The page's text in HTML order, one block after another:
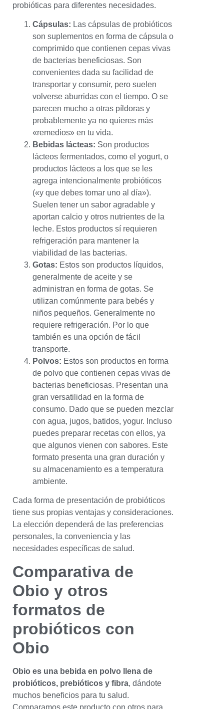
probióticas para diferentes necesidades.
Cápsulas: Las cápsulas de probióticos
son suplementos en forma de cápsula o
comprimido que contienen cepas vivas
de bacterias beneficiosas. Son
convenientes dada su facilidad de
transportar y consumir, pero suelen
volverse aburridas con el tiempo. O se
parecen mucho a otras píldoras y
probablemente ya no quieres más
«remedios» en tu vida.
Bebidas lácteas: Son productos
lácteos fermentados, como el yogurt, o
productos lácteos a los que se les
agrega intencionalmente probióticos
(«y que debes tomar uno al día»).
Suelen tener un sabor agradable y
aportan calcio y otros nutrientes de la
leche. Estos productos sí requieren
refrigeración para mantener la
viabilidad de las bacterias.
Gotas: Estos son productos líquidos,
generalmente de aceite y se
administran en forma de gotas. Se
utilizan comúnmente para bebés y
niños pequeños. Generalmente no
requiere refrigeración. Por lo que
también es una opción de fácil
transporte.
Polvos: Estos son productos en forma
de polvo que contienen cepas vivas de
bacterias beneficiosas. Presentan una
gran versatilidad en la forma de
consumo. Dado que se pueden mezclar
con agua, jugos, batidos, yogur. Incluso
puedes preparar recetas con ellos, ya
que algunos vienen con sabores. Este
formato presenta una gran duración y
su almacenamiento es a temperatura
ambiente.
Cada forma de presentación de probióticos
tiene sus propias ventajas y consideraciones.
La elección dependerá de las preferencias
personales, la conveniencia y las
necesidades específicas de salud.
Comparativa de
Obio y otros
formatos de
probióticos con
Obio
Obio es una bebida en polvo llena de
probióticos, prebióticos y fibra, dándote
muchos beneficios para tu salud.
Comparamos este producto con otros para